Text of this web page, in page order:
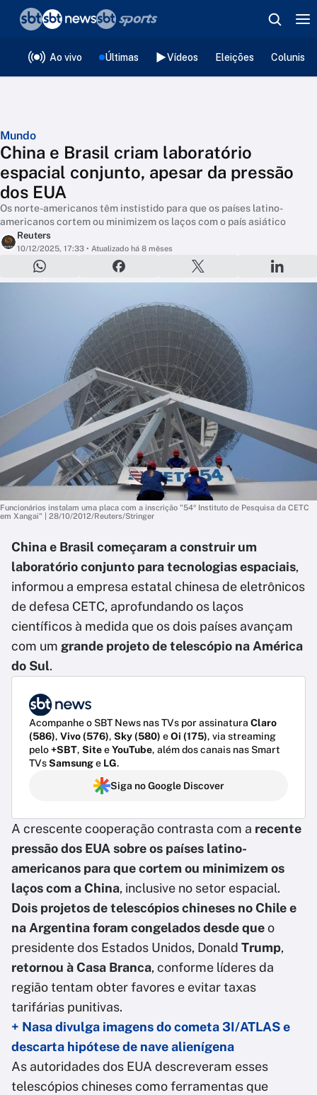
Ao vivo Últimas Vídeos Eleições
Mundo
China e Brasil criam laboratório
espacial conjunto, apesar da pressão
dos EUA
Os norte-americanos têm instistido para que os países latino-
americanos cortem ou minimizem os laços com o país asiático
Reuters
10/12/2025, 17:33 • Atualizado há 8 mêses
Funcionários instalam uma placa com a inscrição "54º Instituto de Pesquisa da CETC
em Xangai" | 28/10/2012/Reuters/Stringer
China e Brasil começaram a construir um
laboratório conjunto para tecnologias espaciais,
informou a empresa estatal chinesa de eletrônicos
de defesa CETC, aprofundando os laços
científicos à medida que os dois países avançam
com um grande projeto de telescópio na América
do Sul.
Acompanhe o SBT News nas TVs por assinatura Claro
(586), Vivo (576), Sky (580) eOi (175), via streaming
pelo+SBT, SiteeYouTube, além dos canais nas Smart
TVsSamsunge LG.
Siga no Google Discover
A crescente cooperação contrasta com a recente
pressão dos EUA sobre os países latino-
americanos para que cortem ou minimizem os
laços com a China, inclusive no setor espacial.
Dois projetos de telescópios chineses no Chile e
na Argentina foram congelados desde queo
presidente dos Estados Unidos, Donald Trump,
retornou à Casa Branca, conforme líderes da
região tentam obter favores e evitar taxas
tarifárias punitivas.
+ Nasa divulga imagens do cometa 3I/ATLAS e
descarta hipótese de nave alienígena
As autoridades dos EUA descreveram esses
telescópios chineses como ferramentas que
❮voltar
Editorias